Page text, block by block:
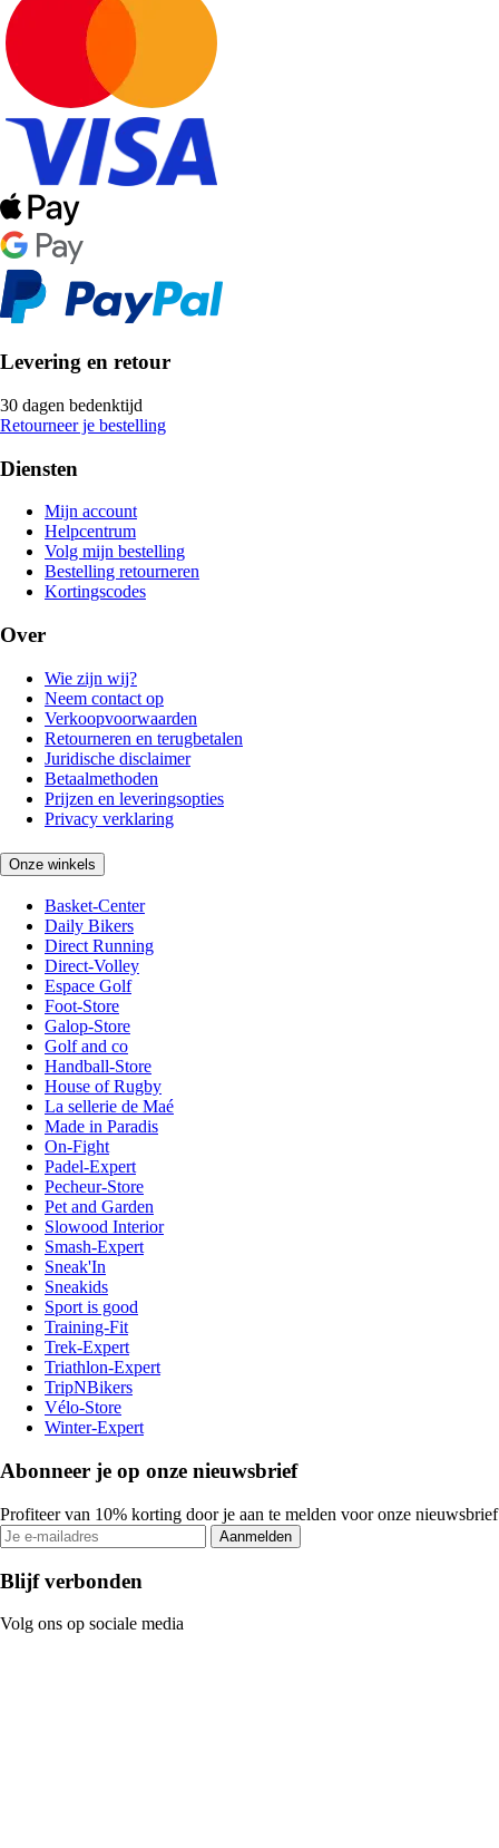
Levering en retour
30 dagen bedenktijd
Retourneer je bestelling
Diensten
Mijn account
Helpcentrum
Volg mijn bestelling
Bestelling retourneren
Kortingscodes
Over
Wie zijn wij?
Neem contact op
Verkoopvoorwaarden
Retourneren en terugbetalen
Juridische disclaimer
Betaalmethoden
Prijzen en leveringsopties
Privacy verklaring
Onze winkels
Basket-Center
Daily Bikers
Direct Running
Direct-Volley
Espace Golf
Foot-Store
Galop-Store
Golf and co
Handball-Store
House of Rugby
La sellerie de Maé
Made in Paradis
On-Fight
Padel-Expert
Pecheur-Store
Pet and Garden
Slowood Interior
Smash-Expert
Sneak'In
Sneakids
Sport is good
Training-Fit
Trek-Expert
Triathlon-Expert
TripNBikers
Vélo-Store
Winter-Expert
Abonneer je op onze nieuwsbrief
Profiteer van 10% korting door je aan te melden voor onze nieuwsbrief
Aanmelden
Blijf verbonden
Volg ons op sociale media